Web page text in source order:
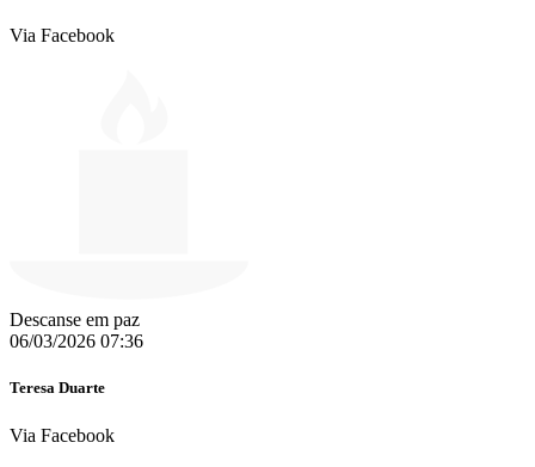
Via Facebook
Descanse em paz
06/03/2026 07:36
Teresa Duarte
Via Facebook